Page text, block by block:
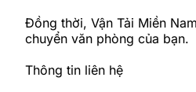
Đồng thời, Vận Tải Miền
chuyển văn phòng của bạn.
Thông tin liên hệ